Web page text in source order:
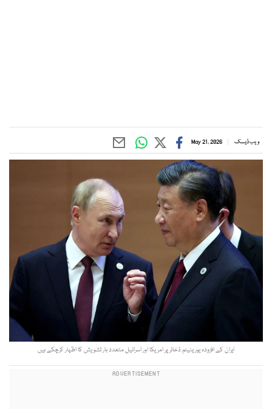
ویب ڈیسک May 21, 2026
ایران کے افزودہ یورینیئم ذخائر پر امریکا اور اسرائیل متعدد بار تشویش کا اظہار کرچکے ہیں